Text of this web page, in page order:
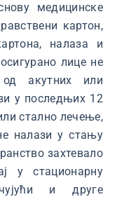
медицинске
картон,
налаза и
лице не
акутних или
у последњих 12
стално лечење,
налази у стању
захтевало
у стационарну
и друге